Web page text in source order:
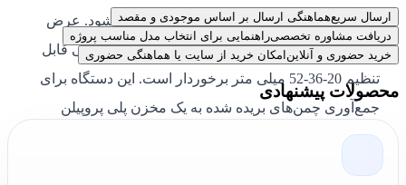
دارد و نصب و جدا کردن آن به‌راحتی انجام می‌شود. عرض
برش این دستگاه 33 سانتی‌متر بوده و از ارتفاع برشی قابل
تنظیم 20-36-52 میلی متر برخوردار است. این دستگاه برای
جمع‌آوری چمن‌های بریده شده به یک مخزن پلی پروپیلن
مجهز است. این محصول
چرخ مجهز شده است و به شما کمک می‌کند تا در زمان و
ارسال سریعهماهنگی ارسال بر اساس موجودی و مقصد
دریافت مشاوره تخصصیراهنمایی برای انتخاب مدل مناسب پروژه
خرید حضوری و آنلاین امکان خرید از سایت یا هماهنگی حضوری
محصولات پیشنهادی